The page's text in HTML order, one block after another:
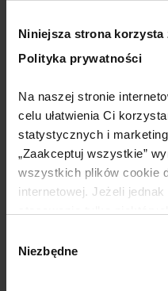
Niniejsza strona
Polityka prywatności
Na naszej stronie
celu ułatwienia Ci
statystycznych i
„Zaakceptuj wszystkie”
wszystkich plików cookie
internetowej. Jeżeli
Szczegółowe informacje
zgody
Niezbędne
Wkrótce
Dolnośląski